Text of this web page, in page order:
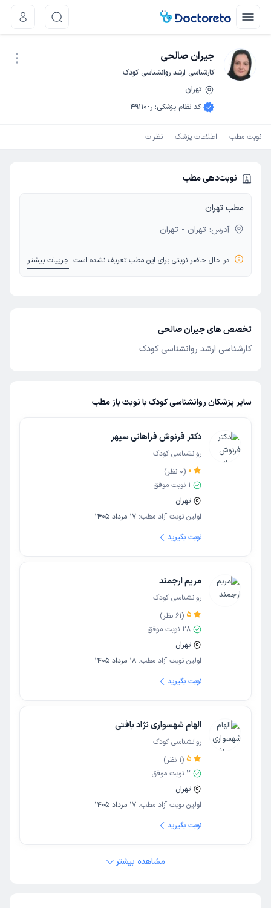
جیران صالحی
کارشناسی ارشد روانشناسی کودک
تهران
کد نظام پزشکی: ر-49110
نوبت مطب اطلاعات پزشک نظرات
نوبت‌دهی مطب
مطب تهران
آدرس: تهران - تهران
در حال حاضر نوبتی برای این مطب تعریف نشده است. جزییات بیشتر
تخصص های جیران صالحی
کارشناسی ارشد روانشناسی کودک
سایر پزشکان روانشناسی کودک با نوبت باز مطب
دکتر فرنوش فراهانی سپهر
روانشناسی کودک
0
(
0 نظر)
1 نوبت موفق
تهران
اولین نوبت آزاد مطب: 17 مرداد 1405
نوبت بگیرید
مریم ارجمند
روانشناسی کودک
5
(
61 نظر)
28 نوبت موفق
تهران
اولین نوبت آزاد مطب: 18 مرداد 1405
نوبت بگیرید
الهام شهسواری نژاد بافتی
روانشناسی کودک
5
(
1 نظر)
2 نوبت موفق
تهران
اولین نوبت آزاد مطب: 17 مرداد 1405
نوبت بگیرید
مشاهده بیشتر